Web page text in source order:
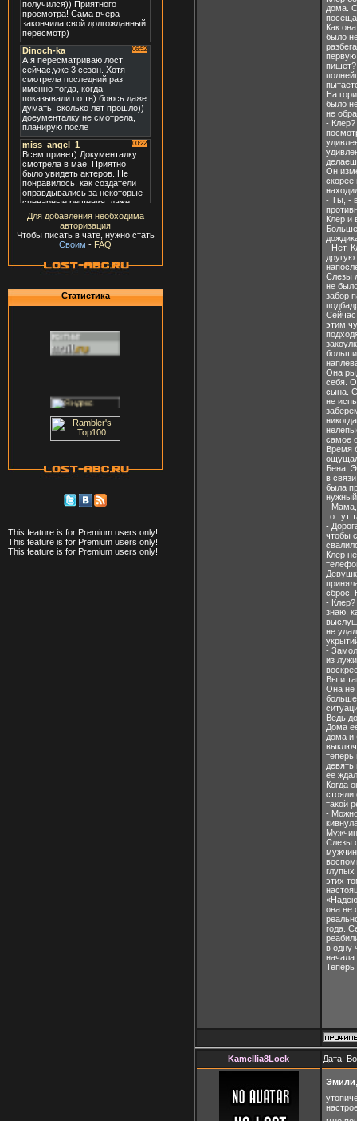
Для добавления необходима
авторизация
Чтобы писать в чате, нужно стать
Своим - FAQ
Статистика
This feature is for Premium users only!
This feature is for Premium users only!
This feature is for Premium users only!
дома.
Как
было
первую
пишет?
На
было
не
-
Он
скорее
- Ты, -
Клер и
- Нет,
другую
Слезы
не
забор
Сейчас
этим
Она
себя.
сына.
не
самое
Время
Бена.
в
была
нужный
- Мама,
то тут
-
чтобы
Клер
сброс.
-
знаю,
не
-
из
Вы и
Она не
больше
Ведь
Дома
дома и
теперь
ее
Когда
такой
- Можно
Слезы
глупых
этих
она не
года.
в одну
начала.
Теперь
Kamellia8Lock Дата:
Эмили